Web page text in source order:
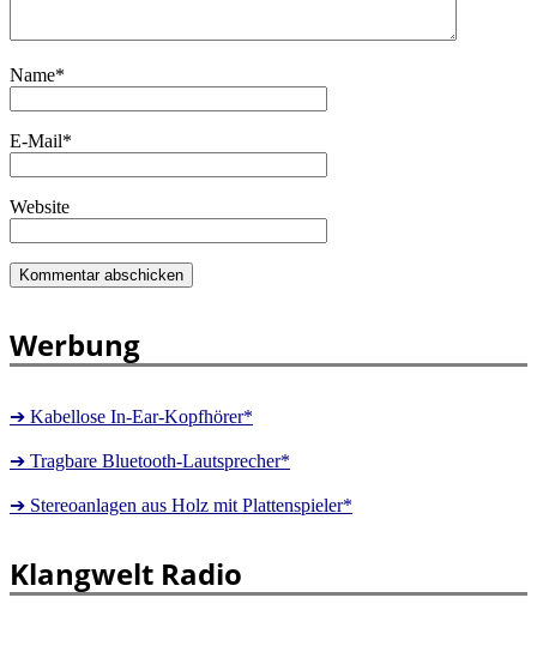
Name*
E-Mail*
Website
Werbung
➔ Kabellose In-Ear-Kopfhörer*
➔ Tragbare Bluetooth-Lautsprecher*
➔ Stereoanlagen aus Holz mit Plattenspieler*
Klangwelt Radio